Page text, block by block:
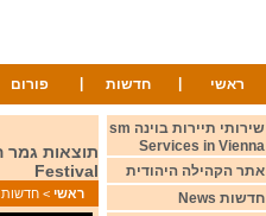
ראשי חדשות פורום
Festival
ראשי > חדשות News
שירותי תיירות בוינה sm
Services in Vienna
אתר הקהילה היהודית
חדשות News